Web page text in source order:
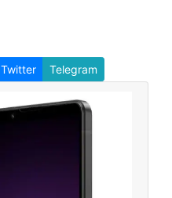
Twitter Telegram